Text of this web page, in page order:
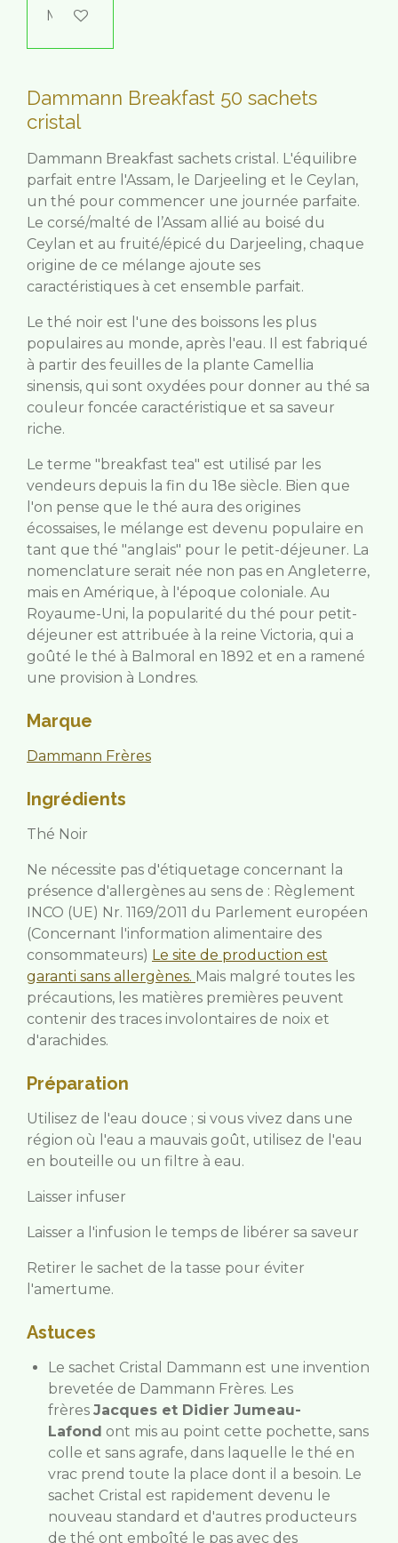
M'avertir si disponible
Dammann Breakfast 50 sachets
cristal
Dammann Breakfast sachets cristal. L'équilibre
parfait entre l'Assam, le Darjeeling et le Ceylan,
un thé pour commencer une journée parfaite.
Le corsé/malté de l’Assam allié au boisé du
Ceylan et au fruité/épicé du Darjeeling, chaque
origine de ce mélange ajoute ses
caractéristiques à cet ensemble parfait.
Le thé noir est l'une des boissons les plus
populaires au monde, après l'eau. Il est fabriqué
à partir des feuilles de la plante Camellia
sinensis, qui sont oxydées pour donner au thé sa
couleur foncée caractéristique et sa saveur
riche.
Le terme "breakfast tea" est utilisé par les
vendeurs depuis la fin du 18e siècle. Bien que
l'on pense que le thé aura des origines
écossaises, le mélange est devenu populaire en
tant que thé "anglais" pour le petit-déjeuner. La
nomenclature serait née non pas en Angleterre,
mais en Amérique, à l'époque coloniale. Au
Royaume-Uni, la popularité du thé pour petit-
déjeuner est attribuée à la reine Victoria, qui a
goûté le thé à Balmoral en 1892 et en a ramené
une provision à Londres.
Marque
Dammann Frères
Ingrédients
Thé Noir
Ne nécessite pas d'étiquetage concernant la
présence d'allergènes au sens de : Règlement
INCO (UE) Nr. 1169/2011 du Parlement européen
(Concernant l'information alimentaire des
consommateurs) Le site de production est
garanti sans allergènes. Mais malgré toutes les
précautions, les matières premières peuvent
contenir des traces involontaires de noix et
d'arachides.
Préparation
Utilisez de l'eau douce ; si vous vivez dans une
région où l'eau a mauvais goût, utilisez de l'eau
en bouteille ou un filtre à eau.
Laisser infuser
Laisser a l'infusion le temps de libérer sa saveur
Retirer le sachet de la tasse pour éviter
l'amertume.
Astuces
Le sachet Cristal Dammann est une invention
brevetée de Dammann Frères. Les
frères Jacques et Didier Jumeau-
Lafond ont mis au point cette pochette, sans
colle et sans agrafe, dans laquelle le thé en
vrac prend toute la place dont il a besoin. Le
sachet Cristal est rapidement devenu le
nouveau standard et d'autres producteurs
de thé ont emboîté le pas avec des